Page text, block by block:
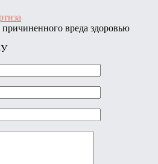
причиненного вреда здоровью